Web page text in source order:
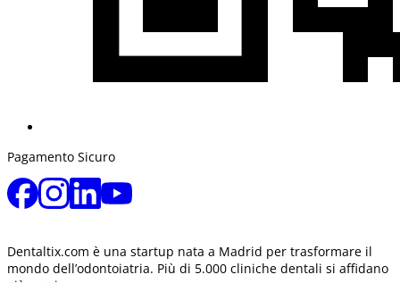
Pagamento Sicuro
Dentaltix.com è una startup nata a Madrid per trasformare il
mondo dell’odontoiatria. Più di 5.000 cliniche dentali si affidano